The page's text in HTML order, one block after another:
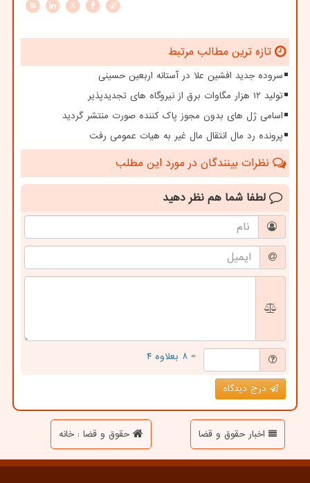
X
تازه ترین مطالب مرتبط
سروده جدید افشین علا در آستانه اربعین حسینی
تولید ۱۲ هزار مگاوات برق از نیروگاه های تجدیدپذیر
اسامی ژل های بدون مجوز پاک کننده صورت منتشر گردید
پرونده رد مال انتقال مال غیر به هیات عمومی رفت
نظرات بینندگان در مورد این مطلب
لطفا شما هم نظر دهید
= ۸ بعلاوه ۴
درج دیدگاه
اخبار حقوق و قضا حقوق و قضا : خانه